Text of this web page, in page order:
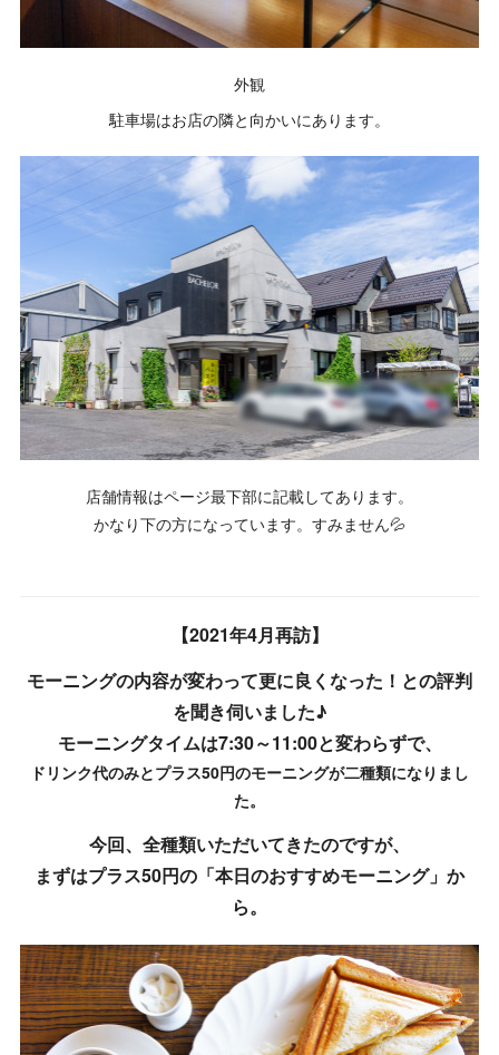
外観
駐車場はお店の隣と向かいにあります。
店舗情報はページ最下部に記載してあります。
かなり下の方になっています。すみません💦
【2021年4月再訪】
モーニングの内容が変わって更に良くなった！との評判
を聞き伺いました♪
モーニングタイムは7:30～11:00と変わらずで、
ドリンク代のみとプラス50円のモーニングが二種類になりまし
た。
今回、全種類いただいてきたのですが、
まずはプラス50円の「本日のおすすめモーニング」か
ら。